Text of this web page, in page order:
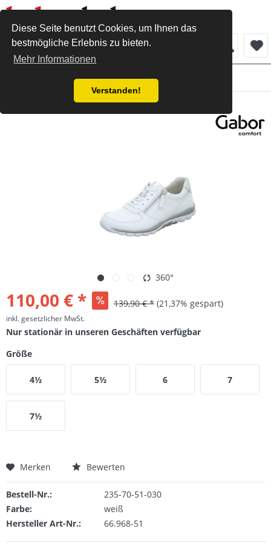
Diese Seite benutzt Cookies, um Ihnen das
bestmögliche Erlebnis zu bieten.
Mehr Informationen
Verstanden!
Menü
Gabor Comfort Sneaker weiss silber
360°
110,00 € * 139,90 € * (21,37% gespart)
inkl. gesetzlicher MwSt.
Nur stationär in unseren Geschäften verfügbar
Größe
4½ 5½ 6 7
7½
Merken Bewerten
Bestell-Nr.:
235-70-51-030
Farbe:
weiß
Hersteller Art-Nr.:
66.968-51